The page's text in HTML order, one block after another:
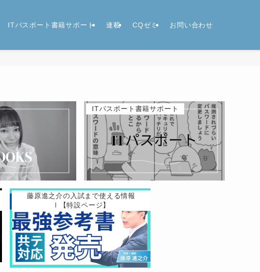
ITパスポート書籍サポート 連載 CQゼミ お問い合わせ
ITパスポート書籍サポート
藤原進之介の入試まで使える情報
Ⅰ【特設ページ】